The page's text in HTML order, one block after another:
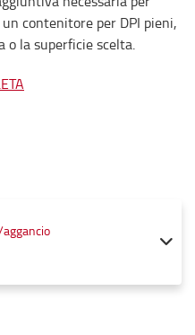
contenitore per DPI pieni,
o la superficie scelta.